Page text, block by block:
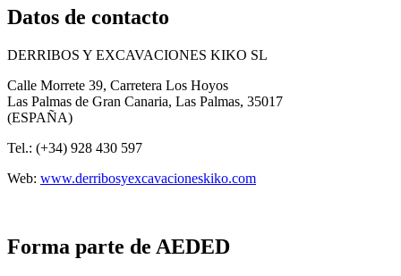
Datos de contacto
DERRIBOS Y EXCAVACIONES KIKO SL
Calle Morrete 39, Carretera Los Hoyos
Las Palmas de Gran Canaria, Las Palmas, 35017
(ESPAÑA)
Tel.: (+34) 928 430 597
Web: www.derribosyexcavacioneskiko.com
Forma parte de AEDED